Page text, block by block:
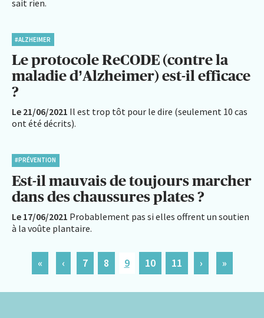
sait rien.
#ALZHEIMER
Le protocole ReCODE (contre la
maladie d’Alzheimer) est-il efficace
?
Le 21/06/2021 Il est trop tôt pour le dire (seulement 10 cas
ont été décrits).
#PRÉVENTION
Est-il mauvais de toujours marcher
dans des chaussures plates ?
Le 17/06/2021 Probablement pas si elles offrent un soutien
à la voûte plantaire.
« ‹ 7 8 9 10 11 › »